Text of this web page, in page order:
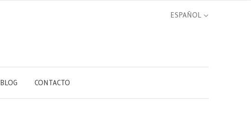
BLOG CONTACTO